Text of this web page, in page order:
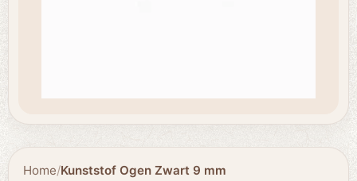
Home/Kunststof Ogen Zwart 9 mm